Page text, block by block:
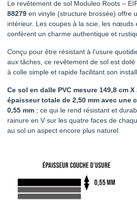
Le revêtement de sol Moduleo Roots –
88279 en vinyle (structure brossée) offre
intérieur. Les coupes à la scie, les nœuds
confèrent un charme authentique et
Conçu pour être résistant à l’usure
aux tâches, ce revêtement de sol est doté
à colle simple et rapide facilitant son
Ce sol en dalle PVC mesure 149,8 cm
épaisseur totale de 2,50 mm avec une
0,55 mm ; ce qui le rend résistant et
rainure en V sur les quatre faces de
au sol un aspect encore plus naturel.